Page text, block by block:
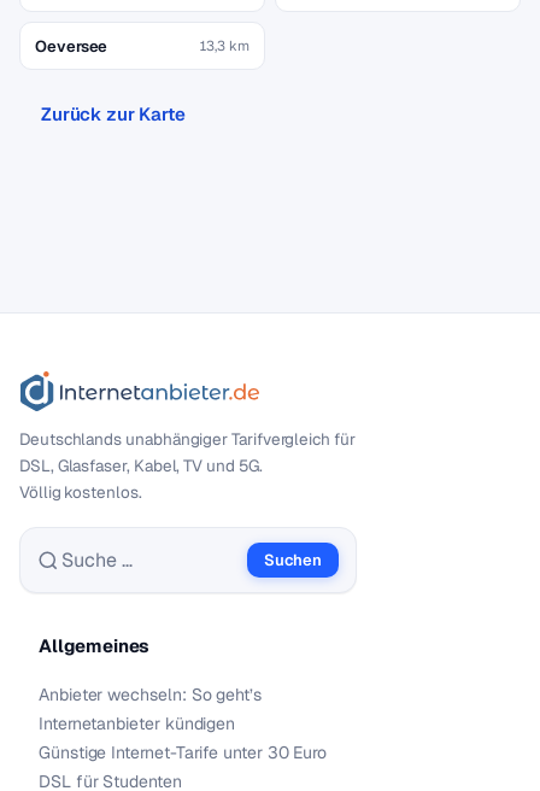
Oeversee 13,3 km
Zurück zur Karte
Deutschlands unabhängiger Tarif­vergleich für
DSL, Glasfaser, Kabel, TV und 5G.
Völlig kostenlos.
Suche nach:
Suchen
Allgemeines
Anbieter wechseln: So geht’s
Internetanbieter kündigen
Günstige Internet-Tarife unter 30 Euro
DSL für Studenten